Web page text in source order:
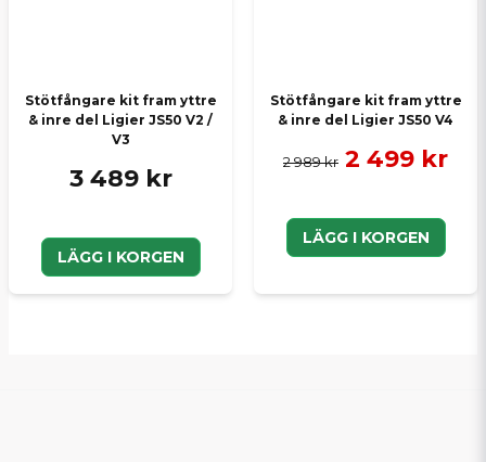
Stötfångare kit fram yttre
& inre del Ligier JS50 V2 /
V3
3 489 kr
LÄGG I KORGEN
Stötfångare kit fram yttre
& inre del Ligier JS50 V4
2 989 kr 2 499 kr
LÄGG I KORGEN